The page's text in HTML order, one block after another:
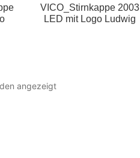
VICO_Stirnkappe 2003
LED mit Logo Ludwig
angezeigt